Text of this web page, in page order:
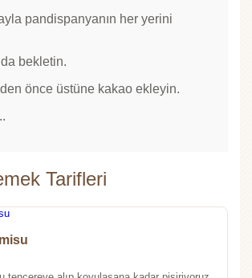
pandispanyanın her yerini
bekletin.
önce üstüne kakao ekleyin.
Tarifleri